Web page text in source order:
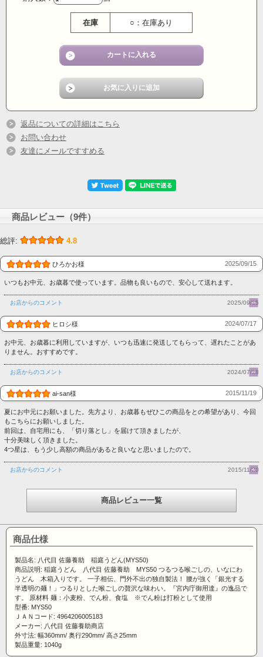
在庫 ○：在庫あり
返品についての詳細はこちら
お問い合わせ
友達にメールですすめる
商品レビュー（9件）
総評: 4.8
ひろかお様 2025/09/15
いつもお中元、お歳暮で使っています。品物も良いもので、安心して送れます。
お店からのコメント 2025/09/15
ヒロシ様 2024/07/17
お中元、お歳暮に利用していますが、いつも迅速に発送してもらって、遅れたことがあ
りません。おすすめです。
お店からのコメント 2024/07/18
ai-san様 2015/11/19
夏にお中元にお願いました。先方より、お歳暮もぜひこの商品をとの希望があり、今回
もこちらにお願いしました。
前回は、自宅用にも、「切り落とし」を届けて頂きましたが、
十分美味しく頂きました。
4つ星は、もう少し高額の商品があると良いなと思いましたので。
お店からのコメント 2015/11/20
商品レビュー一覧
商品仕様
製品名: 八代目 佐藤養助 稲庭うどん(MYS50)
商品説明: 稲庭うどん 八代目 佐藤養助 MYS50 つるつる喉ごしの、いなにわ
うどん 木箱入りです。 一子相伝、門外不出の独自製法！ 腰が強く「銀光する
半透明の麺！」つるりとした喉ごしの贅沢な味わい。『宮内庁御用達』の逸品で
す。 原材料 麺：小麦粉、でん粉、食塩 ※でん粉は打粉として使用
型番: MYS50
ＪＡＮコード: 4964206005183
メーカー: 八代目 佐藤養助商店
外寸法: 幅360mm/ 奥行290mm/ 高さ25mm
製品重量: 1040g